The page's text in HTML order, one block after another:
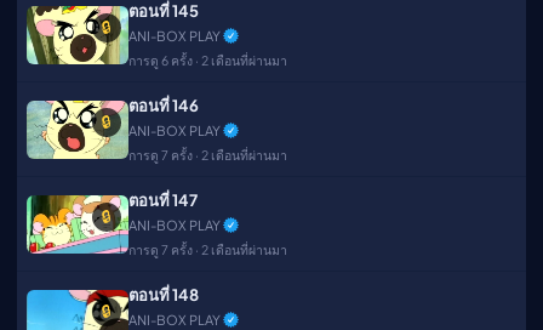
🔒
ตอนที่ 145
ANI-BOX PLAY
การดู 6 ครั้ง · 2 เดือนที่ผ่านมา
🔒
ตอนที่ 146
ANI-BOX PLAY
การดู 7 ครั้ง · 2 เดือนที่ผ่านมา
🔒
ตอนที่ 147
ANI-BOX PLAY
การดู 7 ครั้ง · 2 เดือนที่ผ่านมา
🔒
ตอนที่ 148
ANI-BOX PLAY